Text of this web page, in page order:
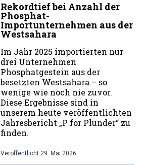
Rekordtief bei Anzahl der
Phosphat-
Importunternehmen aus der
Westsahara
Im Jahr 2025 importierten nur
drei Unternehmen
Phosphatgestein aus der
besetzten Westsahara – so
wenige wie noch nie zuvor.
Diese Ergebnisse sind in
unserem heute veröffentlichten
Jahresbericht „P for Plunder“ zu
finden.
Veröffentlicht 29. Mai 2026